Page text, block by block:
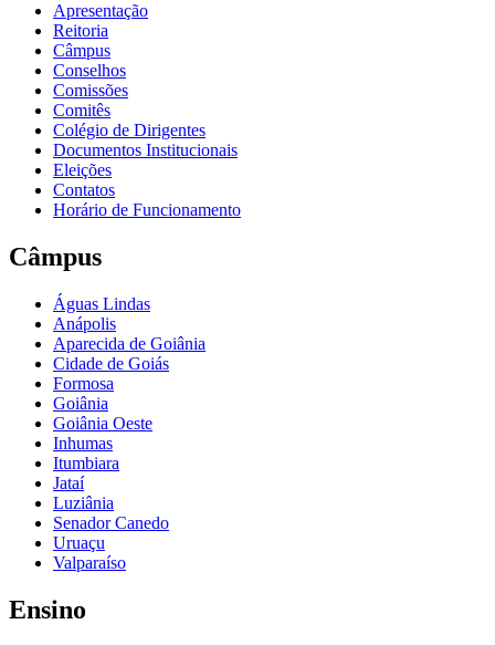
Apresentação
Reitoria
Câmpus
Conselhos
Comissões
Comitês
Colégio de Dirigentes
Documentos Institucionais
Eleições
Contatos
Horário de Funcionamento
Câmpus
Águas Lindas
Anápolis
Aparecida de Goiânia
Cidade de Goiás
Formosa
Goiânia
Goiânia Oeste
Inhumas
Itumbiara
Jataí
Luziânia
Senador Canedo
Uruaçu
Valparaíso
Ensino